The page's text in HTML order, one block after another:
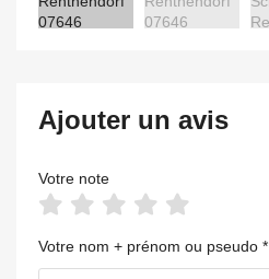
Ajouter un avis
Votre note
Votre nom + prénom ou pseudo *